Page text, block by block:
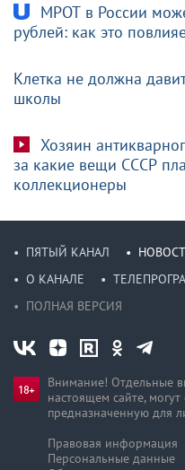
МРОТ в России
рублей: как это
Клетка не должна
школы
Хозяин
за какие вещи СССР
коллекционеры
ПЯТЫЙ КАНАЛ
О КАНАЛЕ
ПОЛНАЯ ВЕРСИЯ
Внимание! Отдельные
настоящем сайте,
предназначен­ную для
Правовая информация
Персональные данные